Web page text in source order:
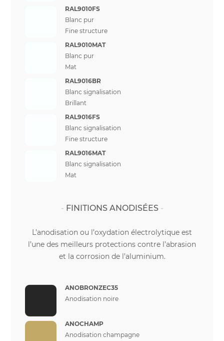
RAL9010FS
Blanc pur
Fine structure
RAL9010MAT
Blanc pur
Mat
RAL9016BR
Blanc signalisation
Brillant
RAL9016FS
Blanc signalisation
Fine structure
RAL9016MAT
Blanc signalisation
Mat
FINITIONS ANODISÉES
L’anodisation ou l’oxydation électrolytique est
l’une des meilleurs protections contre l’abrasion
et la corrosion de l’aluminium.
ANOBRONZEC35
Anodisation noire
ANOCHAMP
Anodisation champagne